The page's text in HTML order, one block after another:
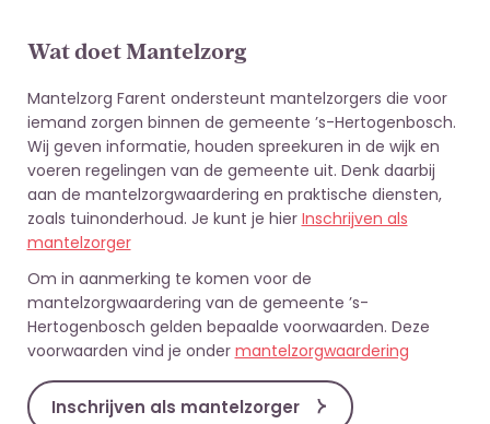
Wat doet Mantelzorg
Mantelzorg Farent ondersteunt mantelzorgers die voor
iemand zorgen binnen de gemeente ’s-Hertogenbosch.
Wij geven informatie, houden spreekuren in de wijk en
voeren regelingen van de gemeente uit. Denk daarbij
aan de mantelzorgwaardering en praktische diensten,
zoals tuinonderhoud. Je kunt je hierInschrijven als
mantelzorger
Om in aanmerking te komen voor de
mantelzorgwaardering van de gemeente ’s-
Hertogenbosch gelden bepaalde voorwaarden. Deze
voorwaarden vind je ondermantelzorgwaardering
Inschrijven als mantelzorger